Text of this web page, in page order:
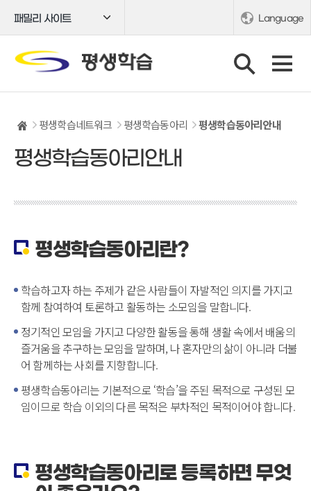
패밀리 사이트 Language
평생학습네트워크 평생학습동아리 평생학습동아리안내
평생학습동아리안내
평생학습동아리란?
학습하고자 하는 주제가 같은 사람들이 자발적인 의지를 가지고
함께 참여하여 토론하고 활동하는 소모임을 말합니다.
정기적인 모임을 가지고 다양한 활동을 통해 생활 속에서 배움의
즐거움을 추구하는 모임을 말하며, 나 혼자만의 삶이 아니라 더불
어 함께하는 사회를 지향합니다.
평생학습동아리는 기본적으로 ‘학습’을 주된 목적으로 구성된 모
임이므로 학습 이외의 다른 목적은 부차적인 목적이어야 합니다.
평생학습동아리로 등록하면 무엇